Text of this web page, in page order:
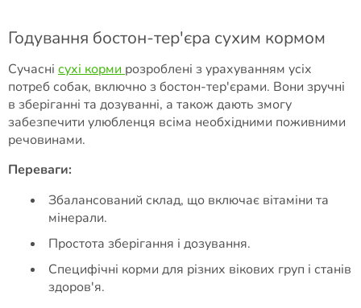
Годування бостон-тер'єра сухим кормом
Сучасні сухі корми розроблені з урахуванням усіх
потреб собак, включно з бостон-тер'єрами. Вони зручні
в зберіганні та дозуванні, а також дають змогу
забезпечити улюбленця всіма необхідними поживними
речовинами.
Переваги:
Збалансований склад, що включає вітаміни та
мінерали.
Простота зберігання і дозування.
Специфічні корми для різних вікових груп і станів
здоров'я.